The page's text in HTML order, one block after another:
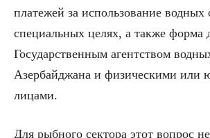
платежей за использование водных
специальных целях, а также форма
Государственным агентством
Азербайджана и физическими или
лицами.
Для рыбного сектора этот вопрос